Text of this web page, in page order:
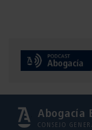
Abogacía
CONSEJO